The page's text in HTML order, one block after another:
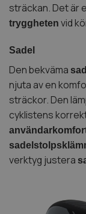
sträckan. Det är
tryggheten vid
Sadel
Den bekväma
njuta av en
sträckor. Den
cyklistens
verktyg justera